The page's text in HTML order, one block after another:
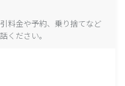
料金や予約、乗り捨てなど
ください。